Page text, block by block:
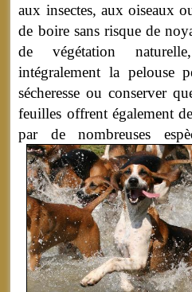
aux insectes, aux oiseaux
de boire sans risque de
de végétation
intégralement la pelouse
sécheresse ou conserver
feuilles offrent également
par de nombreuses